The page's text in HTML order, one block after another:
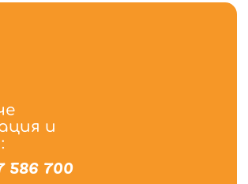
и
586 700